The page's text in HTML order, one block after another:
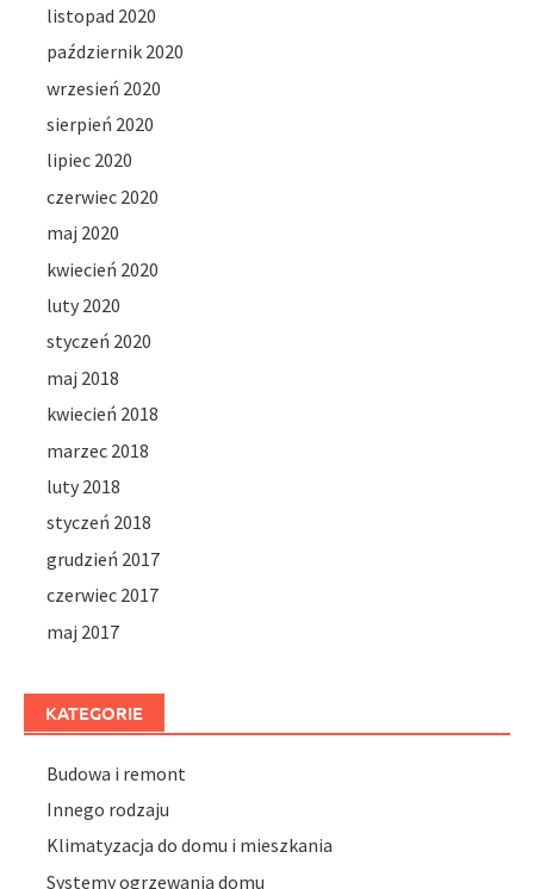
listopad 2020
październik 2020
wrzesień 2020
sierpień 2020
lipiec 2020
czerwiec 2020
maj 2020
kwiecień 2020
luty 2020
styczeń 2020
maj 2018
kwiecień 2018
marzec 2018
luty 2018
styczeń 2018
grudzień 2017
czerwiec 2017
maj 2017
KATEGORIE
Budowa i remont
Innego rodzaju
Klimatyzacja do domu i mieszkania
Systemy ogrzewania domu